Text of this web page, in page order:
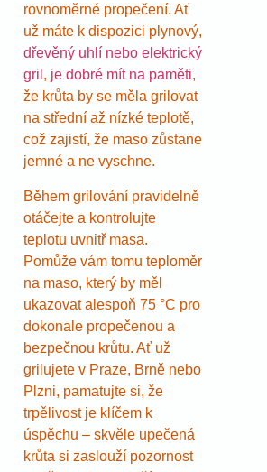
rovnoměrné propečení. Ať
už máte k dispozici plynový,
dřevěný uhlí nebo elektrický
gril , je dobré mít na paměti,
že krůta by se měla grilovat
na střední až nízké teplotě,
což zajistí, že maso zůstane
jemné a ne vyschne.
Během grilování pravidelně
otáčejte a kontrolujte
teplotu uvnitř masa.
Pomůže vám tomu teploměr
na maso, který by měl
ukazovat alespoň 75 °C pro
dokonale propečenou a
bezpečnou krůtu. Ať už
grilujete v Praze, Brně nebo
Plzni, pamatujte si, že
trpělivost je klíčem k
úspěchu – skvěle upečená
krůta si zaslouží pozornost